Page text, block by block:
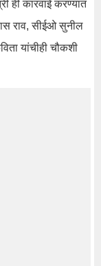
ही कारवाई करण्यात
राव, सीईओ सुनील
यांचीही चौकशी